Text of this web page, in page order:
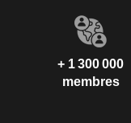
+ 1 300 000
membres